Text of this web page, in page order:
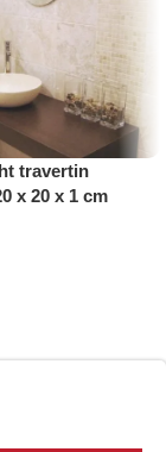
travertin
x 20 x 1 cm